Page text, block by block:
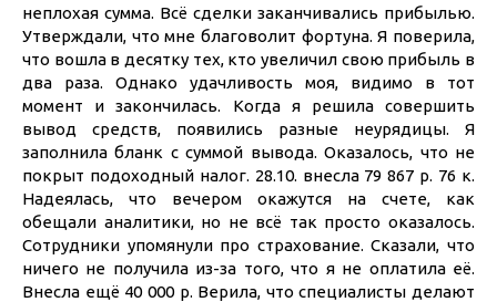
неплохая сумма. Всё сделки заканчивались прибылью.
Утверждали, что мне благоволит фортуна. Я поверила,
что вошла в десятку тех, кто увеличил свою прибыль в
два раза. Однако удачливость моя, видимо в тот
момент и закончилась. Когда я решила совершить
вывод средств, появились разные неурядицы. Я
заполнила бланк с суммой вывода. Оказалось, что не
покрыт подоходный налог. 28.10. внесла 79 867 р. 76 к.
Надеялась, что вечером окажутся на счете, как
обещали аналитики, но не всё так просто оказалось.
Сотрудники упомянули про страхование. Сказали, что
ничего не получила из-за того, что я не оплатила её.
Внесла ещё 40 000 р. Верила, что специалисты делают